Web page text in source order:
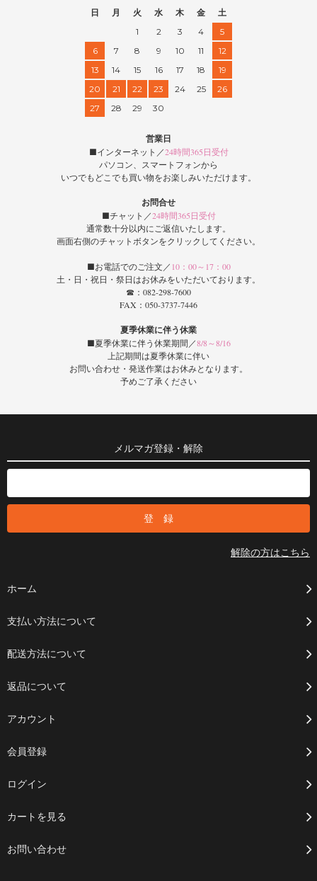
日
月 火 水 木 金
土
1
2 3 4
5
6
7 8 9 10 11
12
13
14 15 16 17 18
19
20
21 22 23 24 25
26
27
28 29 30
営業日
■インターネット／24時間365日受付
パソコン、スマートフォンから
いつでもどこでも買い物をお楽しみいただけます。
お問合せ
■チャット／24時間365日受付
通常数十分以内にご返信いたします。
画面右側のチャットボタンをクリックしてください。
■お電話でのご注文／ 10：00～17：00
土・日・祝日・祭日はお休みをいただいております。
☎：082-298-7600
FAX：050-3737-7446
夏季休業に伴う休業
■夏季休業に伴う休業期間／8/8～8/16
上記期間は夏季休業に伴い
お問い合わせ・発送作業はお休みとなります。
予めご了承ください
メルマガ登録・解除
解除の方はこちら
ホーム
支払い方法について
配送方法について
返品について
アカウント
会員登録
ログイン
カートを見る
お問い合わせ